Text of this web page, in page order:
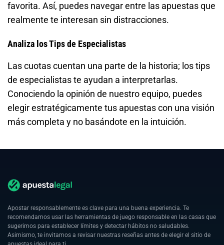
favorita. Así, puedes navegar entre las apuestas que
realmente te interesan sin distracciones.
Analiza los Tips de Especialistas
Las cuotas cuentan una parte de la historia; los tips
de especialistas te ayudan a interpretarlas.
Conociendo la opinión de nuestro equipo, puedes
elegir estratégicamente tus apuestas con una visión
más completa y no basándote en la intuición.
Apostar responsablemente es clave para una buena experiencia. Te
recomendamos usar las herramientas de juego responsable en las casas que
sugerimos para establecer límites y detectar hábitos no saludables.
Asimismo, te invitamos a revisar nuestras reseñas antes de elegir el sitio de